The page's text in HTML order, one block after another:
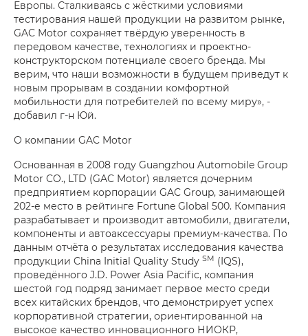
Европы. Сталкиваясь с жёсткими условиями
тестирования нашей продукции на развитом рынке,
GAC Motor сохраняет твёрдую уверенность в
передовом качестве, технологиях и проектно-
конструкторском потенциале своего бренда. Мы
верим, что наши возможности в будущем приведут к
новым прорывам в создании комфортной
мобильности для потребителей по всему миру», -
добавил г-н Юй.
О компании GAC Motor
Основанная в 2008 году Guangzhou Automobile Group
Motor CO., LTD (GAC Motor) является дочерним
предприятием корпорации GAC Group, занимающей
202-е место в рейтинге Fortune Global 500. Компания
разрабатывает и производит автомобили, двигатели,
компоненты и автоаксессуары премиум-качества. По
данным отчёта о результатах исследования качества
продукции China Initial Quality Study SM (IQS),
проведённого J.D. Power Asia Pacific, компания
шестой год подряд занимает первое место среди
всех китайских брендов, что демонстрирует успех
корпоративной стратегии, ориентированной на
высокое качество инновационного НИОКР,